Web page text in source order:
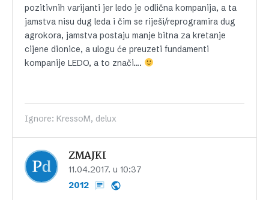
pozitivnih varijanti jer ledo je odlična kompanija, a ta
jamstva nisu dug leda i čim se riješi/reprogramira dug
agrokora, jamstva postaju manje bitna za kretanje
cijene dionice, a ulogu će preuzeti fundamenti
kompanije LEDO, a to znači….
Ignore: KressoM, delux
ZMAJKI
11.04.2017. u 10:37
2012